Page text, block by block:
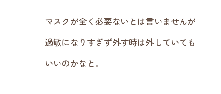
マスクが全く必要ないとは言いませんが
過敏になりすぎず外す時は外していても
いいのかなと。